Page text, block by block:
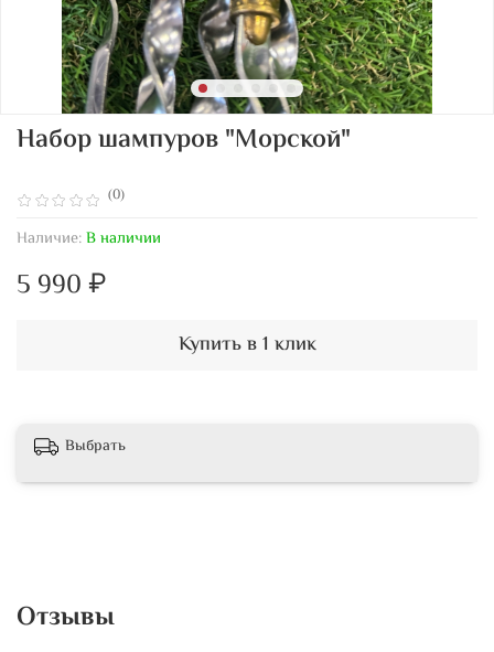
(0)
Наличие:В наличии
Набор шампуров "Морской"
5 990 ₽
Купить в 1 клик
Выбрать
Отзывы